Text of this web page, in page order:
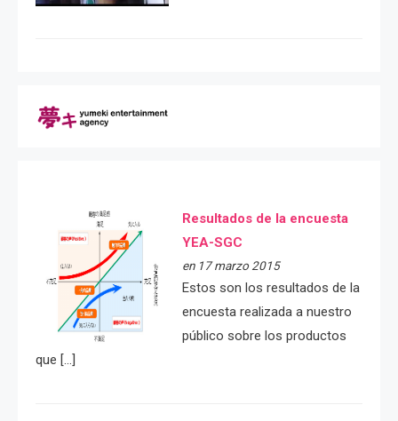
Resultados de la encuesta
YEA-SGC
en 17 marzo 2015
Estos son los resultados de la
encuesta realizada a nuestro
público sobre los productos
que […]